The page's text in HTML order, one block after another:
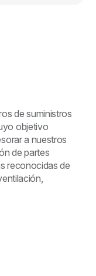
de suministros
objetivo
a nuestros
de partes
reconocidas de